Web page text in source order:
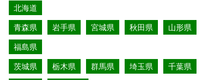
北海道
青森県
岩手県 宮城県 秋田県
山形県
福島県
茨城県
栃木県 群馬県 埼玉県
千葉県